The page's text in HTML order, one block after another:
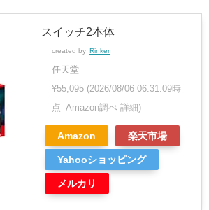
スイッチ2本体
created by Rinker
任天堂
¥55,095 (2026/08/06 06:31:09時
点 Amazon調べ-詳細)
Amazon 楽天市場
Yahooショッピング
メルカリ